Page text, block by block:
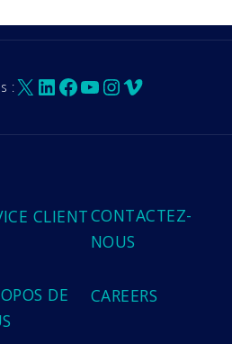
:X LinkedIn
Facebook
YouTube
Instagram
Vimeo
CLIENTCONTACTEZ-
NOUS
DE
CAREERS